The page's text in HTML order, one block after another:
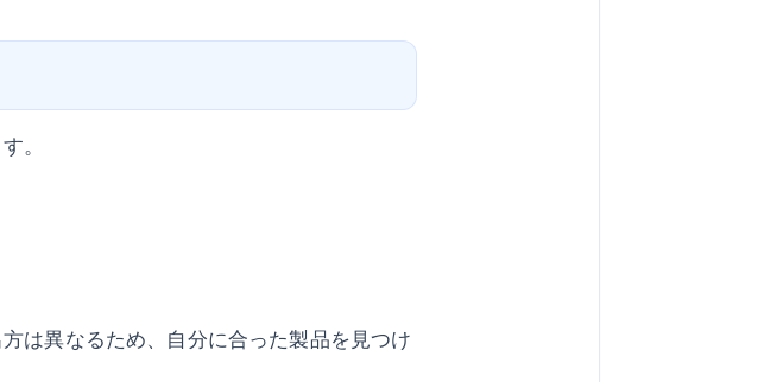
。
は異なるため、自分に合った製品を見つけ